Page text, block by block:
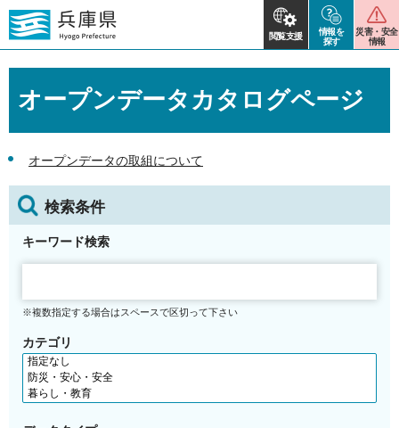
閲覧支援
情報を
探す
災害・安全
情報
オープンデータカタログページ
オープンデータの取組について
検索条件
キーワード検索
※複数指定する場合はスペースで区切って下さい
カテゴリ